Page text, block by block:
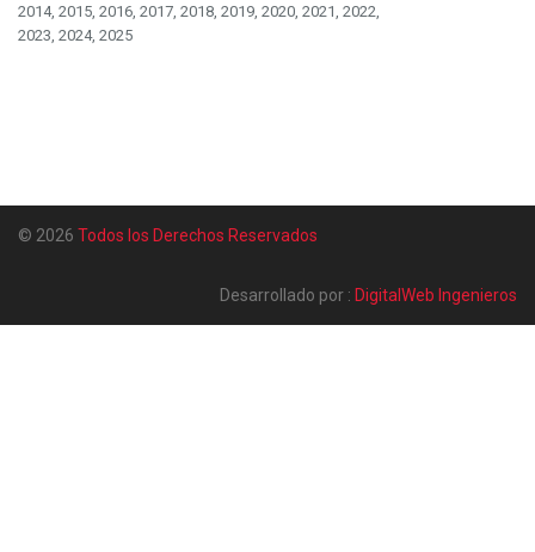
2014, 2015, 2016, 2017, 2018, 2019, 2020, 2021, 2022,
2023, 2024, 2025
© 2026 Todos los Derechos Reservados
Desarrollado por : DigitalWeb Ingenieros